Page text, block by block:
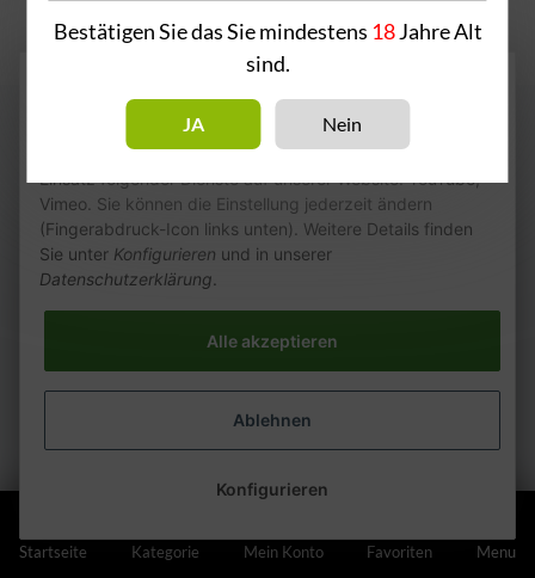
Wie wir Cookies & Co nutzen
Durch Klicken auf „Alle akzeptieren“ gestatten Sie den
Einsatz folgender Dienste auf unserer Website: YouTube,
Vimeo. Sie können die Einstellung jederzeit ändern
(Fingerabdruck-Icon links unten). Weitere Details finden
Sie unter Konfigurieren und in unserer
Datenschutzerklärung.
Alle akzeptieren
Ablehnen
Konfigurieren
Startseite Kategorie Mein Konto Favoriten Menu
Bestätigen Sie das Sie mindestens 18Jahre Alt
sind.
JA Nein